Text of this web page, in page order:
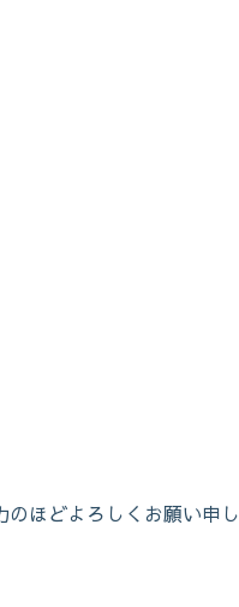
ほどよろしくお願い申し